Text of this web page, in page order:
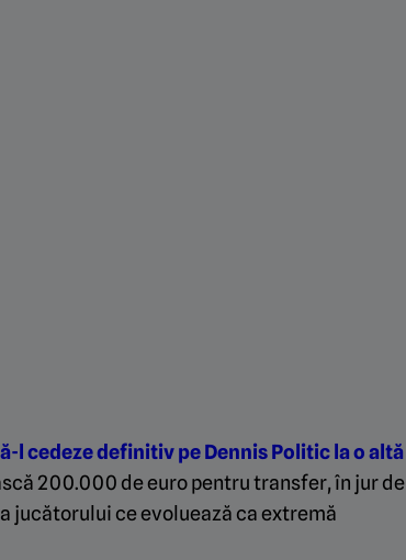
l cedeze definitiv pe Dennis Politic la o altă
200.000 de euro pentru transfer, în jur de
jucătorului ce evoluează ca extremă